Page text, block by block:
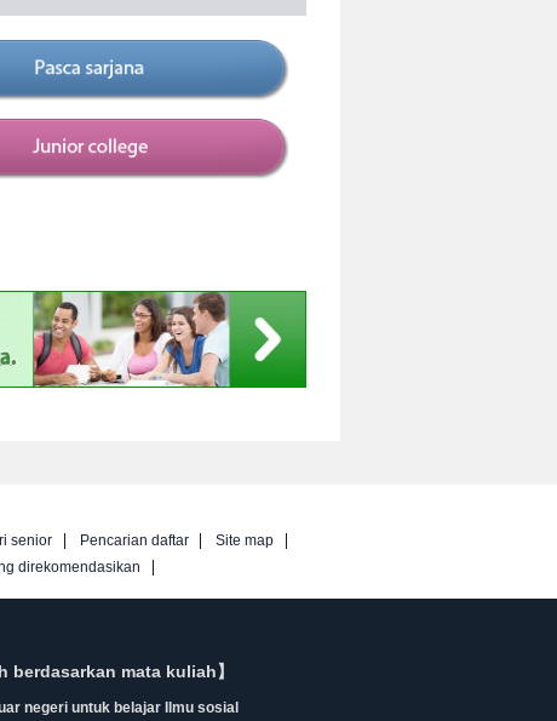
senior Pencarian daftar
Site map
direkomendasikan
berdasarkan mata kuliah】
negeri untuk belajar Ilmu sosial